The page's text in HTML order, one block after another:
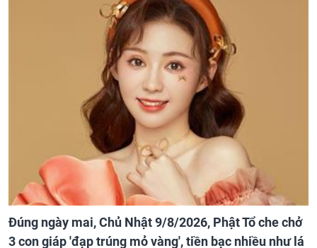
Đúng ngày mai, Chủ Nhật 9/8/2026, Phật Tổ che chở
3 con giáp 'đạp trúng mỏ vàng', tiền bạc nhiều như lá